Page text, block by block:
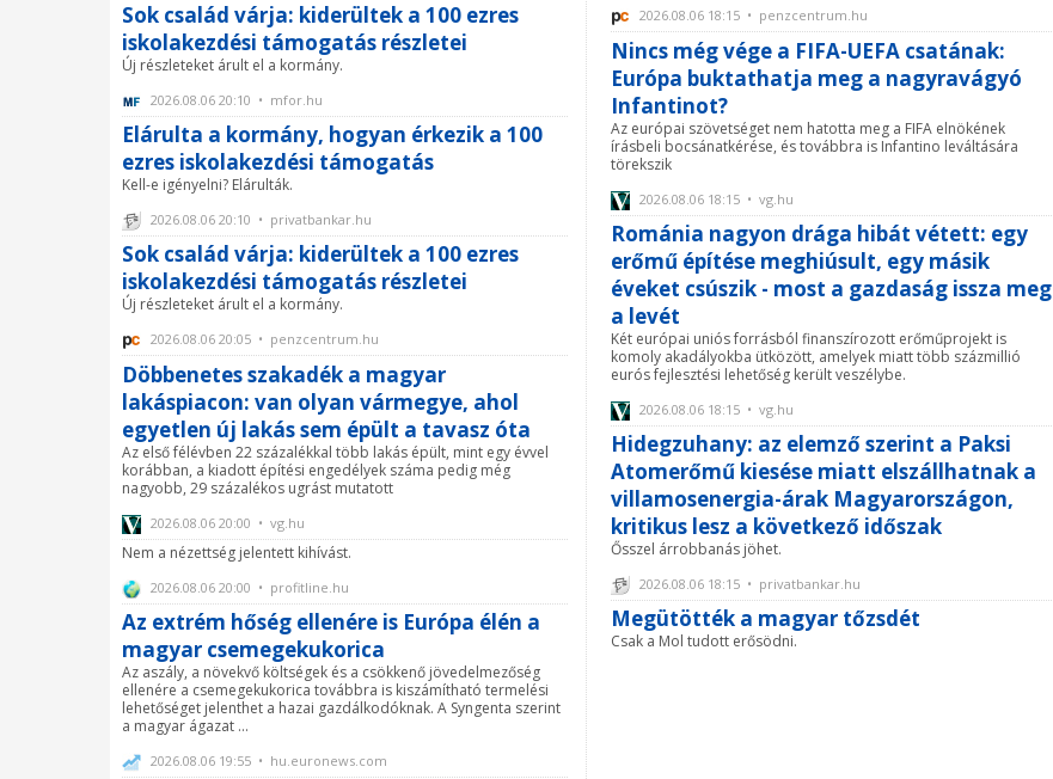
Sok család várja: kiderültek a 100 ezres
iskolakezdési támogatás részletei
Új részleteket árult el a kormány.
2026.08.06 20:10 • mfor.hu
Elárulta a kormány, hogyan érkezik a 100
ezres iskolakezdési támogatás
Kell-e igényelni? Elárulták.
2026.08.06 20:10 • privatbankar.hu
Sok család várja: kiderültek a 100 ezres
iskolakezdési támogatás részletei
Új részleteket árult el a kormány.
2026.08.06 20:05 • penzcentrum.hu
Döbbenetes szakadék a magyar
lakáspiacon: van olyan vármegye, ahol
egyetlen új lakás sem épült a tavasz óta
Az első félévben 22 százalékkal több lakás épült, mint egy évvel
korábban, a kiadott építési engedélyek száma pedig még
nagyobb, 29 százalékos ugrást mutatott
2026.08.06 20:00 • vg.hu
Nem a nézettség jelentett kihívást.
2026.08.06 20:00 • profitline.hu
Az extrém hőség ellenére is Európa élén a
magyar csemegekukorica
Az aszály, a növekvő költségek és a csökkenő jövedelmezőség
ellenére a csemegekukorica továbbra is kiszámítható termelési
lehetőséget jelenthet a hazai gazdálkodóknak. A Syngenta szerint
a magyar ágazat ...
2026.08.06 19:55 • hu.euronews.com
2026.08.06 18:15 • penzcentrum.hu
Nincs még vége a FIFA-UEFA csatának:
Európa buktathatja meg a nagyravágyó
Infantinot?
Az európai szövetséget nem hatotta meg a FIFA elnökének
írásbeli bocsánatkérése, és továbbra is Infantino leváltására
törekszik
2026.08.06 18:15 • vg.hu
Románia nagyon drága hibát vétett: egy
erőmű építése meghiúsult, egy másik
éveket csúszik - most a gazdaság issza meg
a levét
Két európai uniós forrásból finanszírozott erőműprojekt is
komoly akadályokba ütközött, amelyek miatt több százmillió
eurós fejlesztési lehetőség került veszélybe.
2026.08.06 18:15 • vg.hu
Hidegzuhany: az elemző szerint a Paksi
Atomerőmű kiesése miatt elszállhatnak a
villamosenergia-árak Magyarországon,
kritikus lesz a következő időszak
Ősszel árrobbanás jöhet.
2026.08.06 18:15 • privatbankar.hu
Megütötték a magyar tőzsdét
Csak a Mol tudott erősödni.